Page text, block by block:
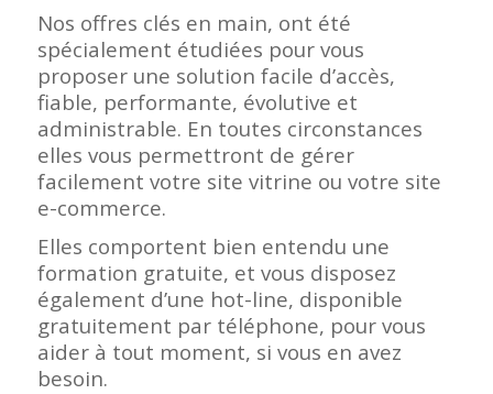
Nos offres clés en main, ont été
spécialement étudiées pour vous
proposer une solution facile d’accès,
fiable, performante, évolutive et
administrable. En toutes circonstances
elles vous permettront de gérer
facilement votre site vitrine ou votre site
e-commerce.
Elles comportent bien entendu une
formation gratuite, et vous disposez
également d’une hot-line, disponible
gratuitement par téléphone, pour vous
aider à tout moment, si vous en avez
besoin.